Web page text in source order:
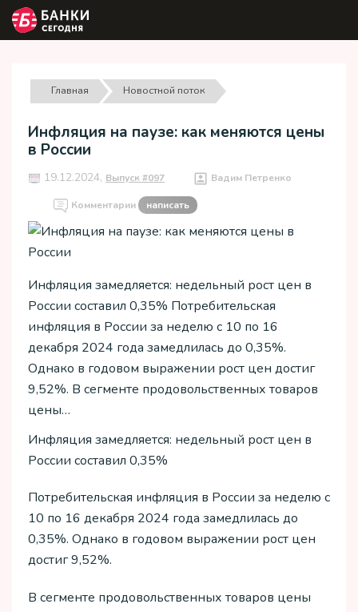
Главная Новостной поток
Инфляция на паузе: как меняются цены
в России
19.12.2024, Выпуск #097 Вадим Петренко
Комментарии написать
Инфляция замедляется: недельный рост цен в
России составил 0,35% Потребительская
инфляция в России за неделю с 10 по 16
декабря 2024 года замедлилась до 0,35%.
Однако в годовом выражении рост цен достиг
9,52%. В сегменте продовольственных товаров
цены…
Инфляция замедляется: недельный рост цен в
России составил 0,35%
Потребительская инфляция в России за неделю с
10 по 16 декабря 2024 года замедлилась до
0,35%. Однако в годовом выражении рост цен
достиг 9,52%.
В сегменте продовольственных товаров цены